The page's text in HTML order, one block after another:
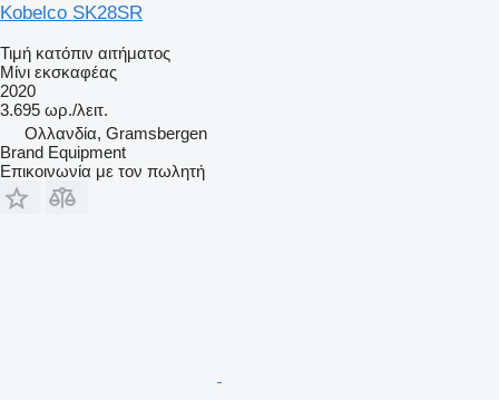
Kobelco SK28SR
Τιμή κατόπιν αιτήματος
Μίνι εκσκαφέας
2020
3.695 ωρ./λειτ.
Ολλανδία, Gramsbergen
Brand Equipment
Επικοινωνία με τον πωλητή